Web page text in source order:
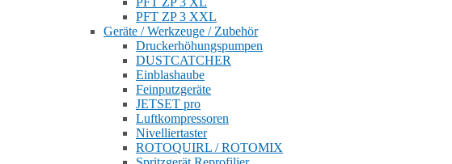
PFT ZP 3 XXL
Geräte / Werkzeuge / Zubehör
Druckerhöhungspumpen
DUSTCATCHER
Einblashaube
Feinputzgeräte
JETSET pro
Luftkompressoren
Nivelliertaster
ROTOQUIRL / ROTOMIX